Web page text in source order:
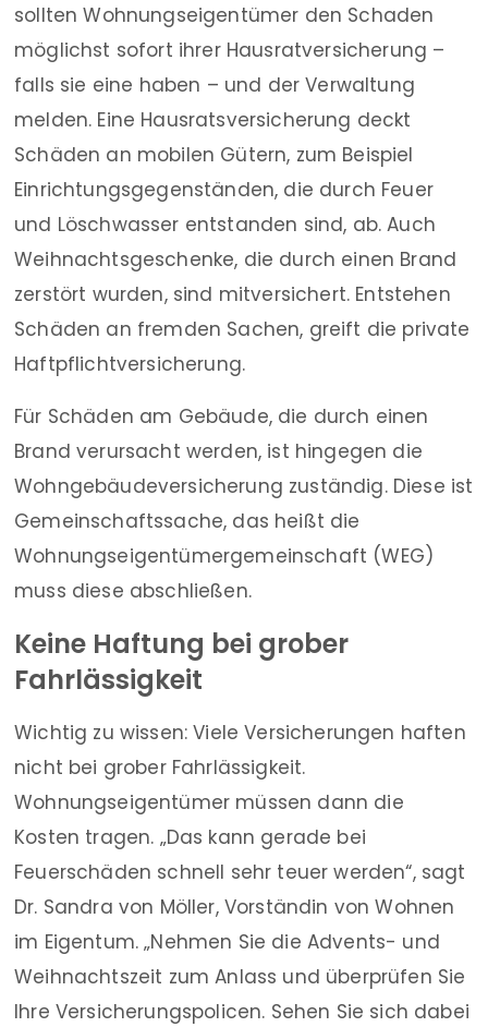
sollten Wohnungseigentümer den Schaden
möglichst sofort ihrer Hausratversicherung –
falls sie eine haben – und der Verwaltung
melden. Eine Hausratsversicherung deckt
Schäden an mobilen Gütern, zum Beispiel
Einrichtungsgegenständen, die durch Feuer
und Löschwasser entstanden sind, ab. Auch
Weihnachtsgeschenke, die durch einen Brand
zerstört wurden, sind mitversichert. Entstehen
Schäden an fremden Sachen, greift die private
Haftpflichtversicherung.
Für Schäden am Gebäude, die durch einen
Brand verursacht werden, ist hingegen die
Wohngebäudeversicherung zuständig. Diese ist
Gemeinschaftssache, das heißt die
Wohnungseigentümergemeinschaft (WEG)
muss diese abschließen.
Keine Haftung bei grober
Fahrlässigkeit
Wichtig zu wissen: Viele Versicherungen haften
nicht bei grober Fahrlässigkeit.
Wohnungseigentümer müssen dann die
Kosten tragen. „Das kann gerade bei
Feuerschäden schnell sehr teuer werden“, sagt
Dr. Sandra von Möller, Vorständin von Wohnen
im Eigentum. „Nehmen Sie die Advents- und
Weihnachtszeit zum Anlass und überprüfen Sie
Ihre Versicherungspolicen. Sehen Sie sich dabei